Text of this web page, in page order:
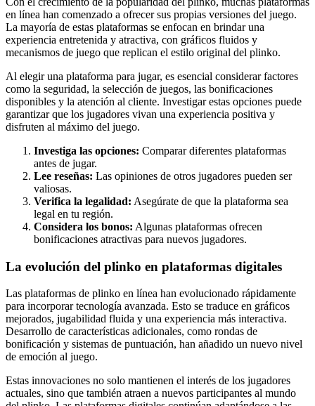
en línea han comenzado a ofrecer sus propias versiones del juego.
La mayoría de estas plataformas se enfocan en brindar una
experiencia entretenida y atractiva, con gráficos fluidos y
mecanismos de juego que replican el estilo original del plinko.
Al elegir una plataforma para jugar, es esencial considerar factores
como la seguridad, la selección de juegos, las bonificaciones
disponibles y la atención al cliente. Investigar estas opciones puede
garantizar que los jugadores vivan una experiencia positiva y
disfruten al máximo del juego.
Investiga las opciones: Comparar diferentes plataformas
antes de jugar.
Lee reseñas: Las opiniones de otros jugadores pueden ser
valiosas.
Verifica la legalidad: Asegúrate de que la plataforma sea
legal en tu región.
Considera los bonos: Algunas plataformas ofrecen
bonificaciones atractivas para nuevos jugadores.
La evolución del plinko en plataformas digitales
Las plataformas de plinko en línea han evolucionado rápidamente
para incorporar tecnología avanzada. Esto se traduce en gráficos
mejorados, jugabilidad fluida y una experiencia más interactiva.
Desarrollo de características adicionales, como rondas de
bonificación y sistemas de puntuación, han añadido un nuevo nivel
de emoción al juego.
Estas innovaciones no solo mantienen el interés de los jugadores
actuales, sino que también atraen a nuevos participantes al mundo